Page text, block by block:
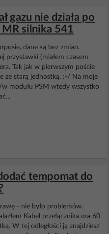
gazu nie działa po
silnika 541
dane są bez zmian.
przystawki (miałem czasem
Tak jak w pierwszym poście
ze starą jednostką. :-/ Na moje
modułu PSM wtedy wszystko
tempomat do
- nie było problemów.
Kabel przełącznika ma 60
W tej odległości ją znajdziesz